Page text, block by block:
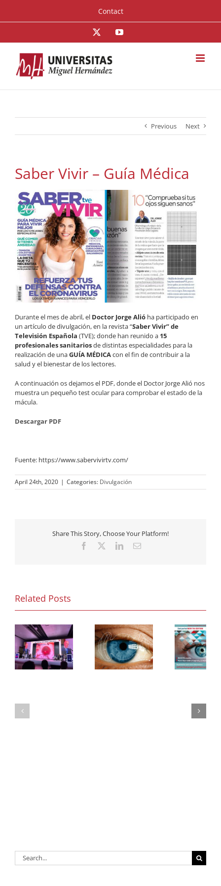
content
Contact
YouTube
Previous Next
Saber Vivir – Guía Médica
Durante el mes de abril, el Doctor Jorge Alió ha participado en
un artículo de divulgación, en la revista “Saber Vivir” de
Televisión Española (TVE); donde han reunido a 15
profesionales sanitariosde distintas especialidades para la
realización de unaGUÍA MÉDICAcon el fin de contribuir a la
salud y el bienestar de los lectores.
A continuación os dejamos el PDF, donde el Doctor Jorge Alió nos
muestra un pequeño test ocular para comprobar el estado de la
mácula.
Descargar PDF
Fuente: https://www.sabervivirtv.com/
April 24th, 2020 | Categories: Divulgación
Share This Story, Choose Your Platform!
Facebook LinkedInEmail
Related Posts
Search
for: